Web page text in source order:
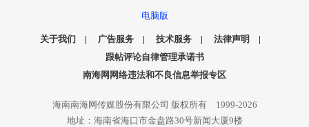
电脑版
关于我们 | 广告服务| 技术服务| 法律声明 |
跟帖评论自律管理承诺书
南海网网络违法和不良信息举报专区
海南南海网传媒股份有限公司 版权所有 1999-2026
地址：海南省海口市金盘路30号新闻大厦9楼